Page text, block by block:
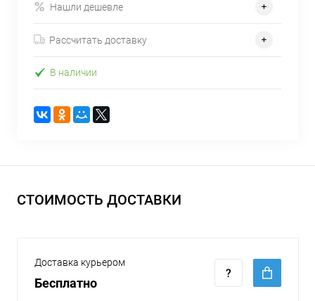
Нашли дешевле
Рассчитать доставку
В наличии
СТОИМОСТЬ ДОСТАВКИ
Доставка курьером
Бесплатно